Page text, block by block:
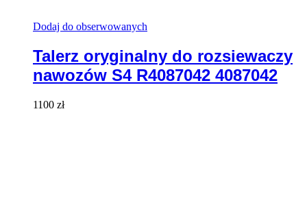
Dodaj do obserwowanych
Talerz oryginalny do rozsiewaczy
nawozów S4 R4087042 4087042
1100 zł